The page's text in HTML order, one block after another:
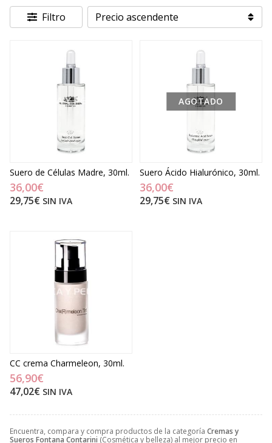
Encuentra, compara y compra productos de la categoría Cremas y
Sueros Fontana Contarini (Cosmética y belleza) al mejor precio en
Filtro
Suero de Células Madre, 30ml.
36,00€
29,75€ SIN IVA
AGOTADO
Suero Ácido Hialurónico, 30ml.
36,00€
29,75€ SIN IVA
CC crema Charmeleon, 30ml.
56,90€
47,02€ SIN IVA